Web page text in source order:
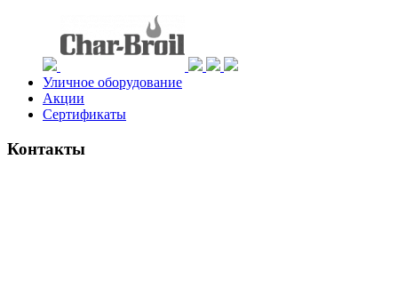
Уличное оборудование
Акции
Сертификаты
Контакты